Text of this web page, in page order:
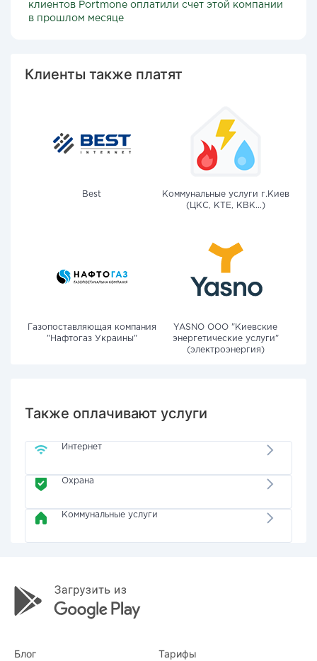
клиентов Portmone оплатили счет этой компании
в прошлом месяце
Клиенты также платят
Best
Коммунальные услуги г.Киев
(ЦКС, КТЕ, КВК...)
Газопоставляющая компания
"Нафтогаз Украины"
YASNO OOO "Киевские
энергетические услуги"
(электроэнергия)
Также оплачивают услуги
Интернет
Охрана
Коммунальные услуги
Блог Тарифы